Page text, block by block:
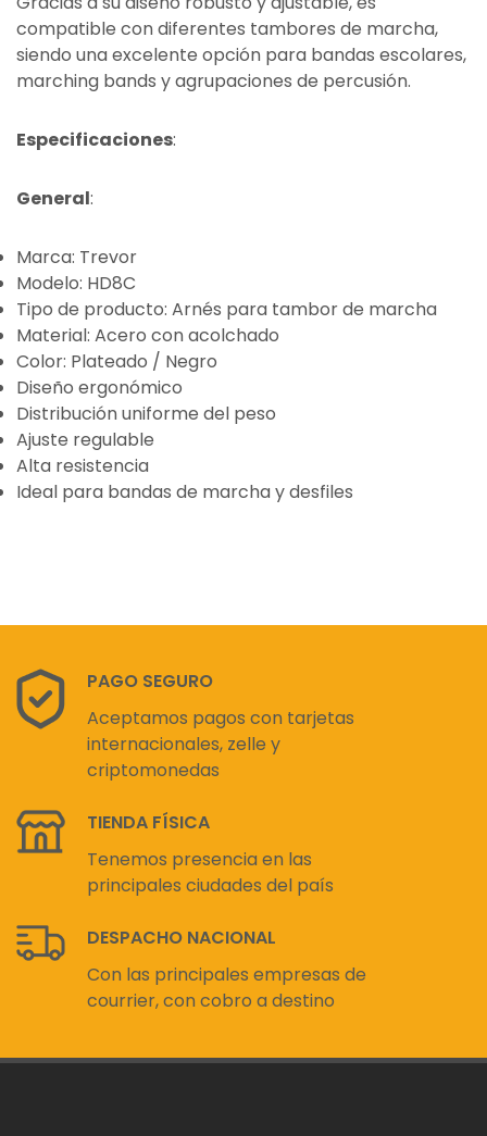
compatible con diferentes tambores de marcha,
siendo una excelente opción para bandas escolares,
marching bands y agrupaciones de percusión.
Especificaciones:
General:
Marca: Trevor
Modelo: HD8C
Tipo de producto: Arnés para tambor de marcha
Material: Acero con acolchado
Color: Plateado / Negro
Diseño ergonómico
Distribución uniforme del peso
Ajuste regulable
Alta resistencia
Ideal para bandas de marcha y desfiles
PAGO SEGURO
Aceptamos pagos con tarjetas
internacionales, zelle y
criptomonedas
TIENDA FÍSICA
Tenemos presencia en las
principales ciudades del país
DESPACHO NACIONAL
Con las principales empresas de
courrier, con cobro a destino